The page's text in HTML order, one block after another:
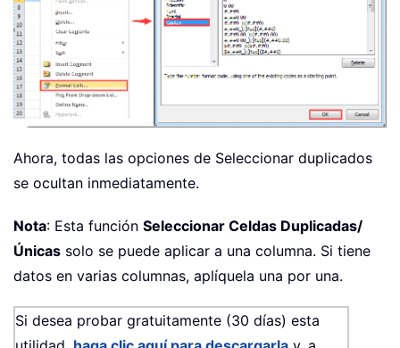
Ahora, todas las opciones de Seleccionar duplicados
se ocultan inmediatamente.
Nota: Esta función Seleccionar Celdas Duplicadas/
Únicas solo se puede aplicar a una columna. Si tiene
datos en varias columnas, aplíquela una por una.
Si desea probar gratuitamente (30 días) esta